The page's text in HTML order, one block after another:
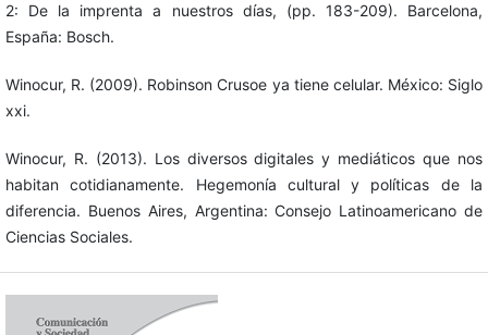
2: De la imprenta a nuestros días, (pp. 183-209). Barcelona,
España: Bosch.
Winocur, R. (2009). Robinson Crusoe ya tiene celular. México: Siglo
xxi.
Winocur, R. (2013). Los diversos digitales y mediáticos que nos
habitan cotidianamente. Hegemonía cultural y políticas de la
diferencia. Buenos Aires, Argentina: Consejo Latinoamericano de
Ciencias Sociales.